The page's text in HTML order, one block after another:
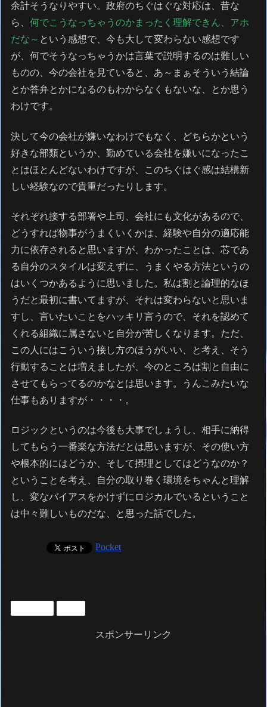
余計そうなりやすい。政府のちぐはぐな対応は、昔な
ら、何でこうなっちゃうのかまったく理解できん、アホ
だな～ という感想で、今も大して変わらない感想です
が、何でそうなっちゃうかは言葉で説明するのは難しい
ものの、今の会社を見ていると、あ～まぁそういう結論
とか答弁とかになるのもわからなくもないな、とか思う
わけです。
決して今の会社が嫌いなわけでもなく、どちらかという
好きな部類というか、勤めている会社を嫌いになったこ
とはほとんどないわけですが、このちぐはぐ感は結構新
しい経験なので貴重だったりします。
それぞれ接する部署や上司、会社にも文化があるので、
どうすれば物事がうまくいくかは、経験や自分の適応能
力に依存されると思いますが、わかったことは、芯であ
る自分のスタイルは変えずに、うまくやる方法というの
はいくつかあるように思いました。私は割と論理的なほ
うだと最初に書いてますが、それは変わらないと思いま
すし、言いたいことをハッキリ言うので、それを認めて
くれる組織に属さないと自分が苦しくなります。ただ、
この人にはこういう接し方のほうがいい、と考え、そう
行動することは増えましたが、今のところは割と自由に
させてもらってるのかなとは思います。うんこみたいな
仕事もありますが・・・・。
ロジックというのは今後も大事でしょうし、相手に納得
してもらう一番楽な方法だとは思いますが、その使い方
や根本的にはどうか、そして摂理としてはどうなのか？
ということを考え、自分の取り巻く環境をちゃんと理解
し、変なバイアスをかけずにロジカルでいるということ
は中々難しいものだな、と思った話でした。
Pocket
スポンサーリンク